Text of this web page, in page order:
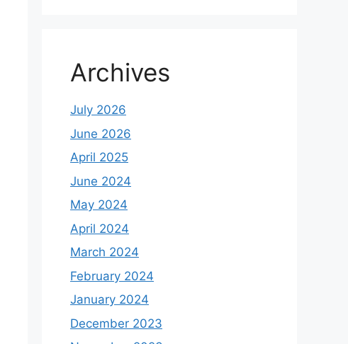
Archives
July 2026
June 2026
April 2025
June 2024
May 2024
April 2024
March 2024
February 2024
January 2024
December 2023